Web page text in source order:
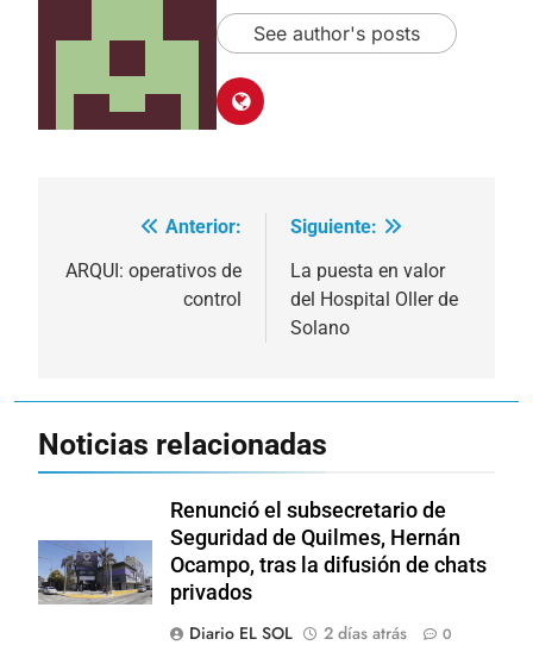
See author's posts
Navegación
de
Anterior:
ARQUI: operativos de
control
Siguiente:
La puesta en valor
del Hospital Oller de
Solano
Noticias relacionadas
Renunció el subsecretario de
Seguridad de Quilmes, Hernán
Ocampo, tras la difusión de chats
privados
Diario EL SOL
2 días atrás 0